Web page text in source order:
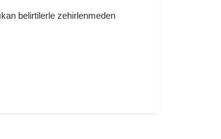
belirtilerle zehirlenmeden